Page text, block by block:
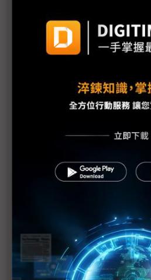
新加坡K&S副總裁張贊彬證實
緊密合作
精成科談日本、星馬發展策略
OpenAI新加坡招兵買馬 亞太
聯發科新晶片日月光吃補 一
車用、工控晶片谷底翻轉 關
AI伺服器前進柔新特區最先
經理劉永興